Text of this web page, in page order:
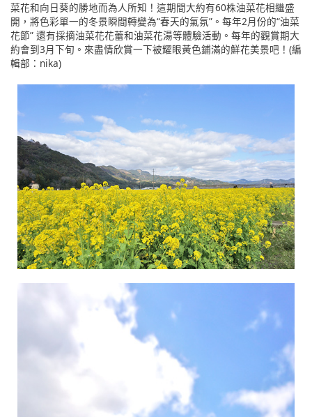
菜花和向日葵的勝地而為人所知！這期間大約有60株油菜花相繼盛
開，將色彩單一的冬景瞬間轉變為“春天的氣氛”。每年2月份的“油菜
花節” 還有採摘油菜花花蕾和油菜花湯等體驗活動。每年的觀賞期大
約會到3月下旬。來盡情欣賞一下被耀眼黃色鋪滿的鮮花美景吧！(編
輯部：nika)